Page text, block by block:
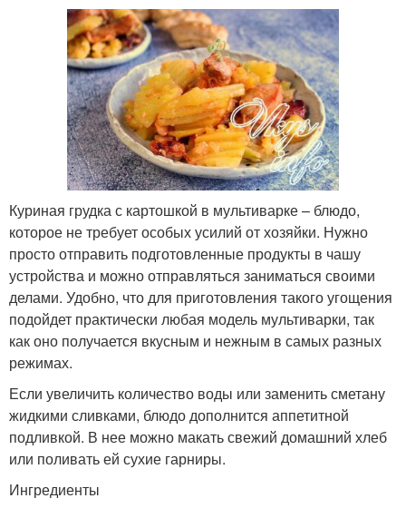
Куриная грудка с картошкой в мультиварке – блюдо,
которое не требует особых усилий от хозяйки. Нужно
просто отправить подготовленные продукты в чашу
устройства и можно отправляться заниматься своими
делами. Удобно, что для приготовления такого угощения
подойдет практически любая модель мультиварки, так
как оно получается вкусным и нежным в самых разных
режимах.
Если увеличить количество воды или заменить сметану
жидкими сливками, блюдо дополнится аппетитной
подливкой. В нее можно макать свежий домашний хлеб
или поливать ей сухие гарниры.
Ингредиенты